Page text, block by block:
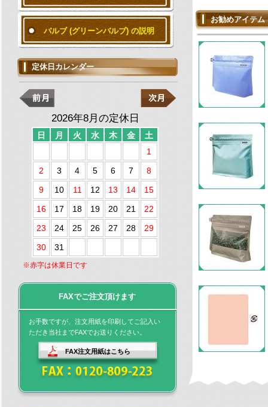
お勧めアイテム
バルブ (グリーンバルブ) の説明
定休日カレンダー
2026年8月の定休日
日 月 火 水 木 金
土
1
2
3 4 5 6 7
8
9
10 11 12 13 14
15
16
17 18 19 20 21
22
23
24 25 26 27 28
29
30
31
※赤字は休業日です
FAXでご注文頂けます
お手数ですが、注文用紙を印刷してご記入い
ただき当社までFAXでお送りください。
FAX注文用紙はこちら